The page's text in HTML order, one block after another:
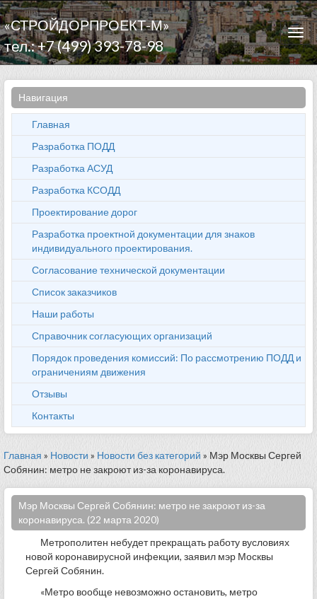
«СТРОЙДОРПРОЕКТ-М»
тел.: +7 (499) 393-78-98
Навигация
Главная
Разработка ПОДД
Разработка АСУД
Разработка КСОДД
Проектирование дорог
Разработка проектной документации для знаков
индивидуального проектирования.
Согласование технической документации
Список заказчиков
Наши работы
Справочник согласующих организаций
Порядок проведения комиссий: По рассмотрению ПОДД и
ограничениям движения
Отзывы
Контакты
Главная » Новости » Новости без категорий » Мэр Москвы Сергей
Собянин: метро не закроют из-за коронавируса.
Мэр Москвы Сергей Собянин: метро не закроют из-за
коронавируса. (22 марта 2020)
Метрополитен небудет прекращать работу вусловиях
новой коронавирусной инфекции, заявил мэр Москвы
Сергей Собянин.
«Метро вообще невозможно остановить, метро